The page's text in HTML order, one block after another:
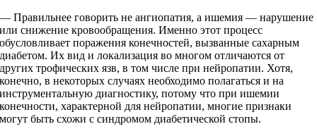
— Правильнее говорить не ангиопатия, а ишемия — нарушение
или снижение кровообращения. Именно этот процесс
обусловливает поражения конечностей, вызванные сахарным
диабетом. Их вид и локализация во многом отличаются от
других трофических язв, в том числе при нейропатии. Хотя,
конечно, в некоторых случаях необходимо полагаться и на
инструментальную диагностику, потому что при ишемии
конечности, характерной для нейропатии, многие признаки
могут быть схожи с синдромом диабетической стопы.